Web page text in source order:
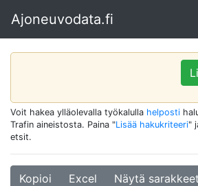
Ajoneuvodata.fi
Voit hakea ylläolevalla työkalulla helposti
Trafin aineistosta. Paina "Lisää hakukriteeri"
etsit.
Kopioi Excel Näytä